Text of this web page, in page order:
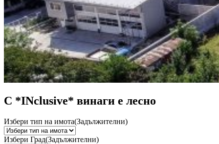
С *INclusive* винаги е лесно
Избери тип на имота(Задължителни)
Избери Град(Задължителни)